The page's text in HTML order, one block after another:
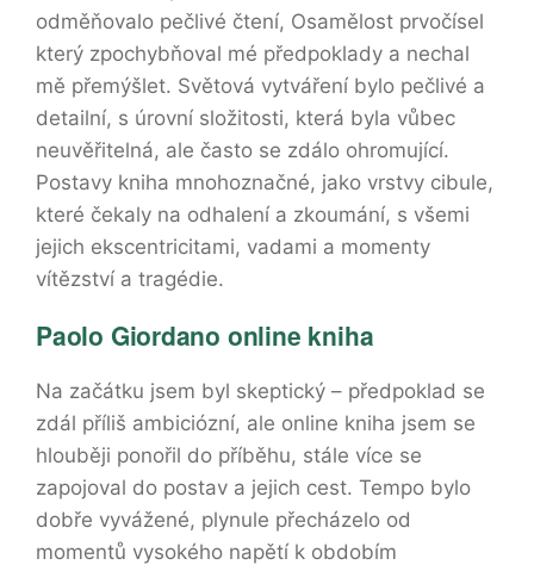
odměňovalo pečlivé čtení, Osamělost prvočísel
který zpochybňoval mé předpoklady a nechal
mě přemýšlet. Světová vytváření bylo pečlivé a
detailní, s úrovní složitosti, která byla vůbec
neuvěřitelná, ale často se zdálo ohromující.
Postavy kniha mnohoznačné, jako vrstvy cibule,
které čekaly na odhalení a zkoumání, s všemi
jejich ekscentricitami, vadami a momenty
vítězství a tragédie.
Paolo Giordano online kniha
Na začátku jsem byl skeptický – předpoklad se
zdál příliš ambiciózní, ale online kniha jsem se
hlouběji ponořil do příběhu, stále více se
zapojoval do postav a jejich cest. Tempo bylo
dobře vyvážené, plynule přecházelo od
momentů vysokého napětí k obdobím